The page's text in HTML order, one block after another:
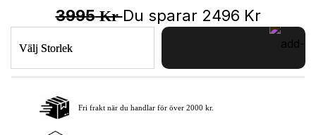
3995KrDu sparar 2496 Kr
Välj Storlek
Lägg i varukorgen
Fri frakt när du handlar för över 2000 kr.